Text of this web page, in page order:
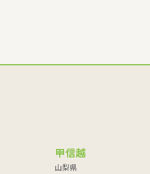
甲信越
山梨県